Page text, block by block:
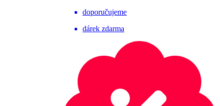
doporučujeme
dárek zdarma